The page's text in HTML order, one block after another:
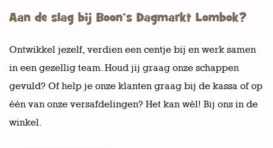
Aan de slag bij Boon’s Dagmarkt Lombok?
Ontwikkel jezelf, verdien een centje bij en werk samen
in een gezellig team. Houd jij graag onze schappen
gevuld? Of help je onze klanten graag bij de kassa of op
één van onze versafdelingen? Het kan wèl! Bij ons in de
winkel.